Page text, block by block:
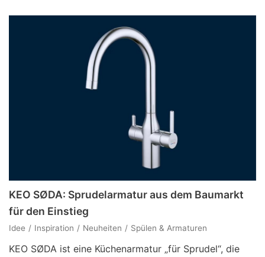
KEO SØDA: Sprudelarmatur aus dem Baumarkt
für den Einstieg
Idee Inspiration Neuheiten Spülen & Armaturen
KEO SØDA ist eine Küchenarmatur „für Sprudel“, die